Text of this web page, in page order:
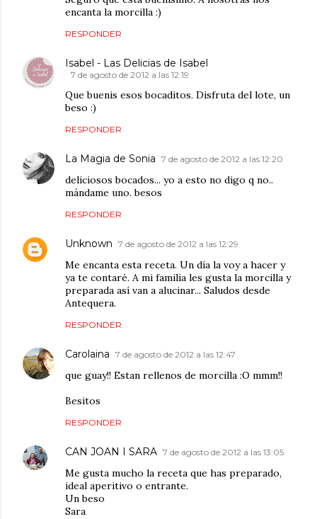
encanta la morcilla :)
RESPONDER
Isabel - Las Delicias de Isabel
7 de agosto de 2012 a las 12:19
Que buenis esos bocaditos. Disfruta del lote, un
beso :)
RESPONDER
La Magia de Sonia 7 de agosto de 2012 a las 12:20
deliciosos bocados... yo a esto no digo q no..
mándame uno. besos
RESPONDER
Unknown 7 de agosto de 2012 a las 12:29
Me encanta esta receta. Un día la voy a hacer y
ya te contaré. A mi familia les gusta la morcilla y
preparada así van a alucinar... Saludos desde
Antequera.
RESPONDER
Carolaina 7 de agosto de 2012 a las 12:47
que guay!! Estan rellenos de morcilla :O mmm!!
Besitos
RESPONDER
CAN JOAN I SARA 7 de agosto de 2012 a las 13:05
Me gusta mucho la receta que has preparado,
ideal aperitivo o entrante.
Un beso
Sara